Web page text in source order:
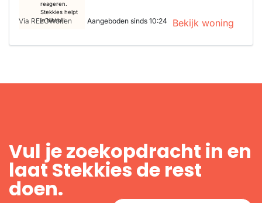
reageren.
Stekkies helpt
je hierbij!
Via RELOWonen Aangeboden sinds 10:24 Bekijk woning
Vul je zoekopdracht in en
laat Stekkies de rest
doen.